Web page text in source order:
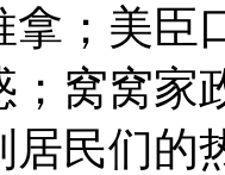
拿；美臣
；窝窝家
居民们的